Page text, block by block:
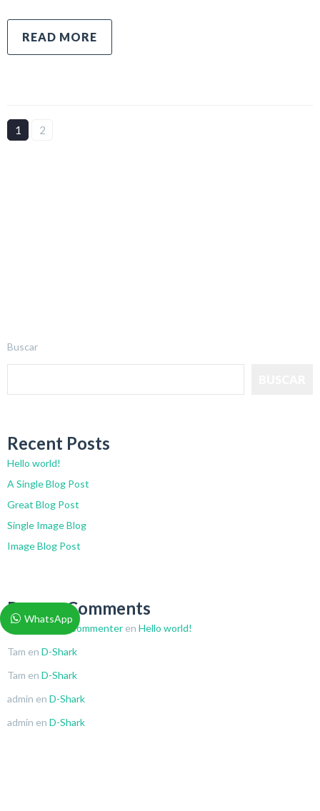
READ MORE
1 2
Buscar
Recent Posts
Hello world!
A Single Blog Post
Great Blog Post
Single Image Blog
Image Blog Post
Recent Comments
A WordPress Commenter en Hello world!
Tam en D-Shark
Tam en D-Shark
admin en D-Shark
admin en D-Shark
WhatsApp